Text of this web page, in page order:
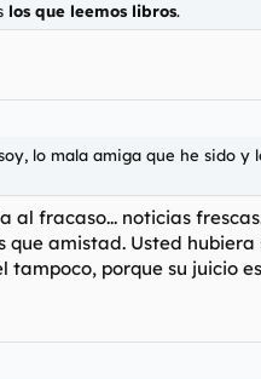
los que leemos libros.
lo mala amiga que he sido y
al fracaso... noticias
amistad. Usted hubiera
porque su juicio